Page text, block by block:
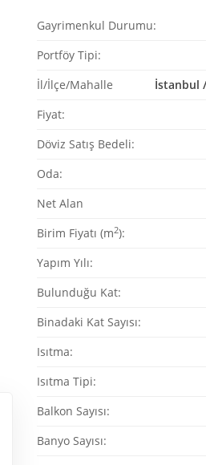
Gayrimenkul Durumu:
Portföy Tipi:
İl/İlçe/Mahalle
İstanbul
Fiyat:
Döviz Satış Bedeli:
Oda:
Net Alan
Birim Fiyatı (m2):
Yapım Yılı:
Bulunduğu Kat:
Binadaki Kat Sayısı:
Isıtma:
Isıtma Tipi:
Balkon Sayısı:
Banyo Sayısı: